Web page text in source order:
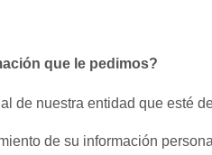
que le pedimos?
de nuestra entidad que esté
de su información